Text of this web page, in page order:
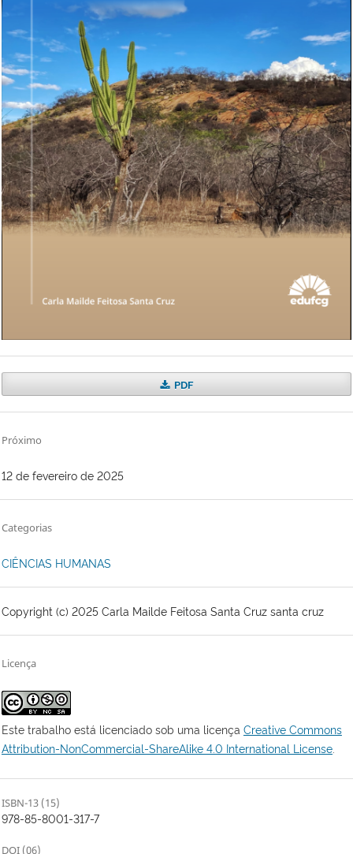
PDF
Próximo
12 de fevereiro de 2025
Categorias
CIÊNCIAS HUMANAS
Copyright (c) 2025 Carla Mailde Feitosa Santa Cruz santa cruz
Licença
Este trabalho está licenciado sob uma licença Creative Commons
Attribution-NonCommercial-ShareAlike 4.0 International License.
ISBN-13 (15)
978-85-8001-317-7
DOI (06)